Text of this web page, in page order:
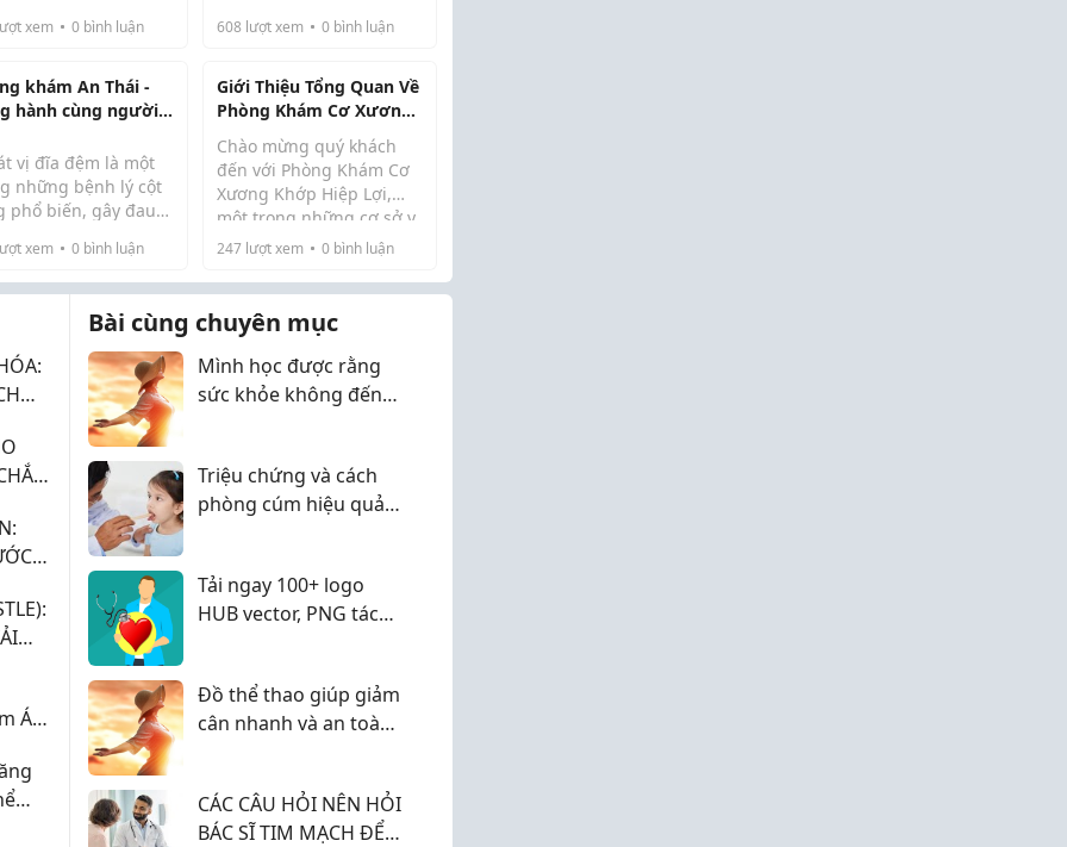
xem 0 bình luận
vận động ổn định. Nếu
khi đứng lâu, ngồi lâu
hoặc leo cầu thang....
608 lượt xem 0bình luận
khám An Thái -
hành cùng người
vị đĩa đệm là một
những bệnh lý cột
phổ biến, gây đau
và ảnh hưởng
nhỏ đến chất
được điều trị
có...
xem 0 bình luận
Giới Thiệu Tổng Quan Về
Phòng Khám Cơ Xương
Khớp Hiệp Lợi
Chào mừng quý khách
đến với Phòng Khám Cơ
Xương Khớp Hiệp Lợi,
một trong những cơ sở y
tế hàng đầu chuyên điều
động.
đại, các vấn đề về xương
khớp đang ng...
247lượt xem 0bình luận
Ái
Bài cùng chuyên mục
Mình học được rằng
sức khỏe không đến
Triệu chứng và cách
phòng cúm hiệu quả
Tải ngay 100+ logo
HUB vector, PNG tách
Đồ thể thao giúp giảm
cân nhanh và an toàn
CÁC CÂU HỎI NÊN HỎI
BÁC SĨ TIM MẠCH ĐỂ